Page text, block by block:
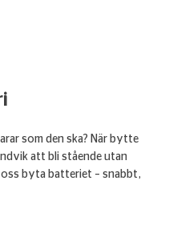
som den ska? När bytte
att bli stående utan
byta batteriet – snabbt,